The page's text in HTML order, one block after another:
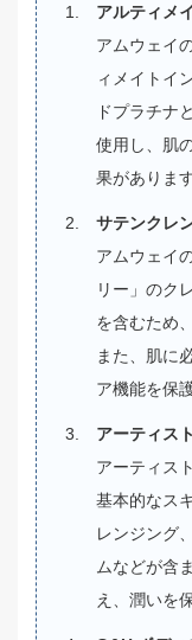
アルティメ
アムウェイ
ィメイトイ
ドプラチナ
使用し、肌
果があります
サテンクレ
アムウェイ
リー」のク
を含むため
また、肌に
ア機能を保
アーティス
アーティス
基本的なス
レンジング
ムなどが含
え、潤いを